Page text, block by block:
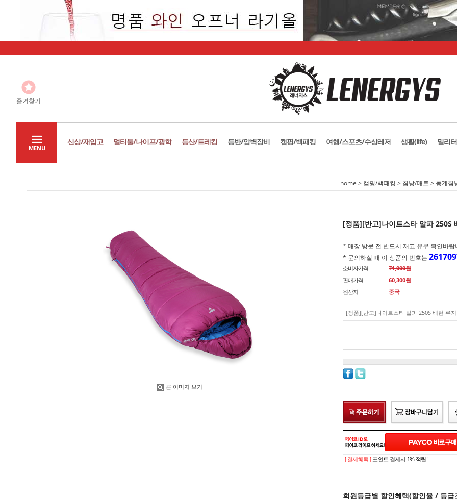
즐겨찾기
MENU
신상/재입고 멀티툴/나이프/광학 등산/트레킹 등반/암벽장비 캠핑/백패킹 여행/스포츠/수상레저 생활(life) 밀리
home > 캠핑/백패킹 > 침낭/매트 > 동계침
큰 이미지 보기
[정품][반고]나이트스타 알파 250S
* 매장 방문 전 반드시 재고 유무 확인바
* 문의하실 때 이 상품의 번호는
소비자가격
71,000원
판매가격
60,300원
원산지
중국
[정품][반고]나이트스타 알파 250S 배턴 루
[ 결제혜택 ] 포인트 결제시 1% 적립!
회원등급별 할인혜택(할인율 / 등급